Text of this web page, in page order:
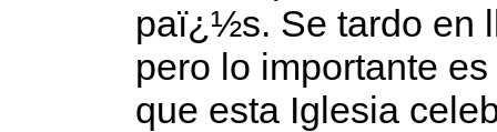
paï¿½s. Se tardo en
pero lo importante
que esta Iglesia